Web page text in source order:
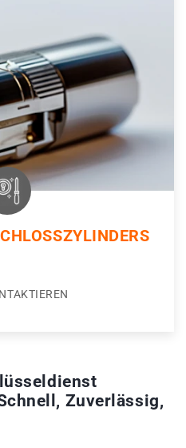
Zuverlässig,